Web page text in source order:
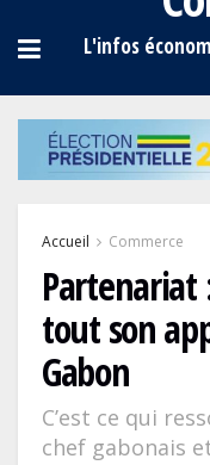
Accueil Commerce
Partenariat
tout son
Gabon
C’est ce qui
chef gabonais